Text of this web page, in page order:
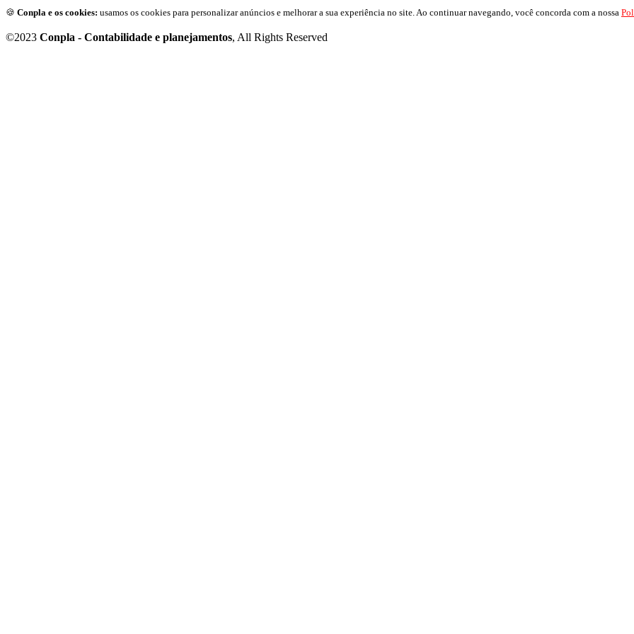
🍪 Conpla e os cookies: usamos os cookies para personalizar anúncios e melhorar a sua experiência no site. Ao continuar navegando, você concorda com a nossa
©2023 Conpla - Contabilidade e planejamentos, All Rights Reserved